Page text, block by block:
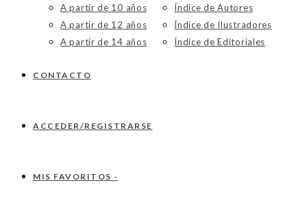
A partir de 10 años
A partir de 12 años
A partir de 14 años
Índice de Autores
Índice de Ilustradores
Índice de Editoriales
CONTACTO
ACCEDER/REGISTRARSE
MIS FAVORITOS -